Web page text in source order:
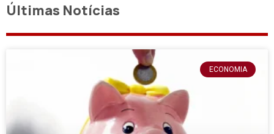
Últimas Notícias
ECONOMIA